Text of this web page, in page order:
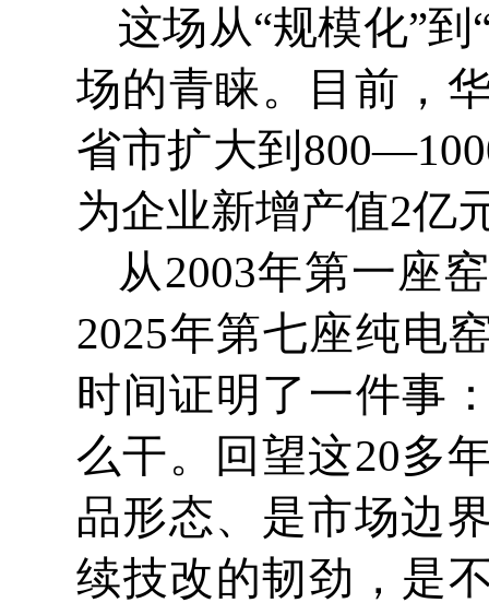
这场从“规模化”
场的青睐。目前，
省市扩大到
为企业新增产值2亿
从2003年第一座
2025年第七座纯电
时间证明了一件事
么干。回望这20多
品形态、是市场边
续技改的韧劲，是